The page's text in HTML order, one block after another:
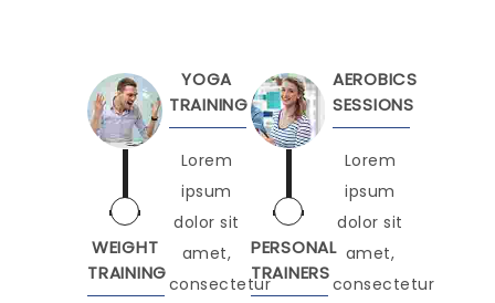
WEIGHT
TRAINING
YOGA
TRAINING
Lorem
ipsum
dolor sit
amet,
consectetur
PERSONAL
TRAINERS
AEROBICS
SESSIONS
Lorem
ipsum
dolor sit
amet,
consectetur